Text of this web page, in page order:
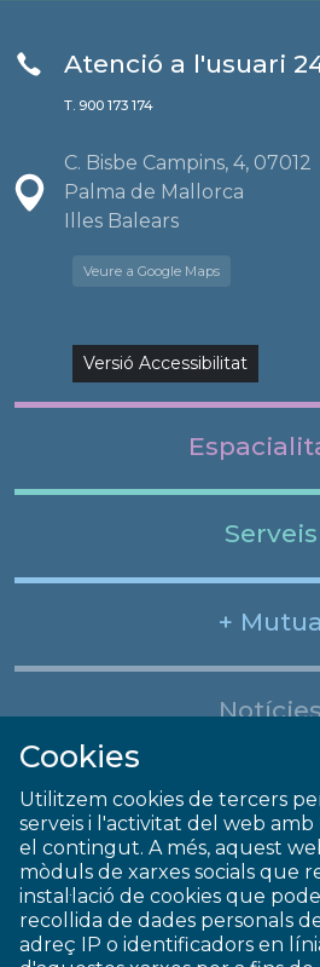
Atenció a l'usuari
T. 900 173 174
C. Bisbe Campins, 4, 07012
Palma de Mallorca
Illes Balears
Veure a Google Maps
Versió Accessibilitat
Serveis
+ Mutua
Cookies
Utilitzem cookies de tercers
serveis i l'activitat del web
el contingut. A més, aquest
mòduls de xarxes socials que
instal·lació de cookies que
recollida de dades personals
adreç IP o identificadors en